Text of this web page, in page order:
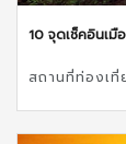
10 จุดเช็คอินเ
สถานที่ท่องเ